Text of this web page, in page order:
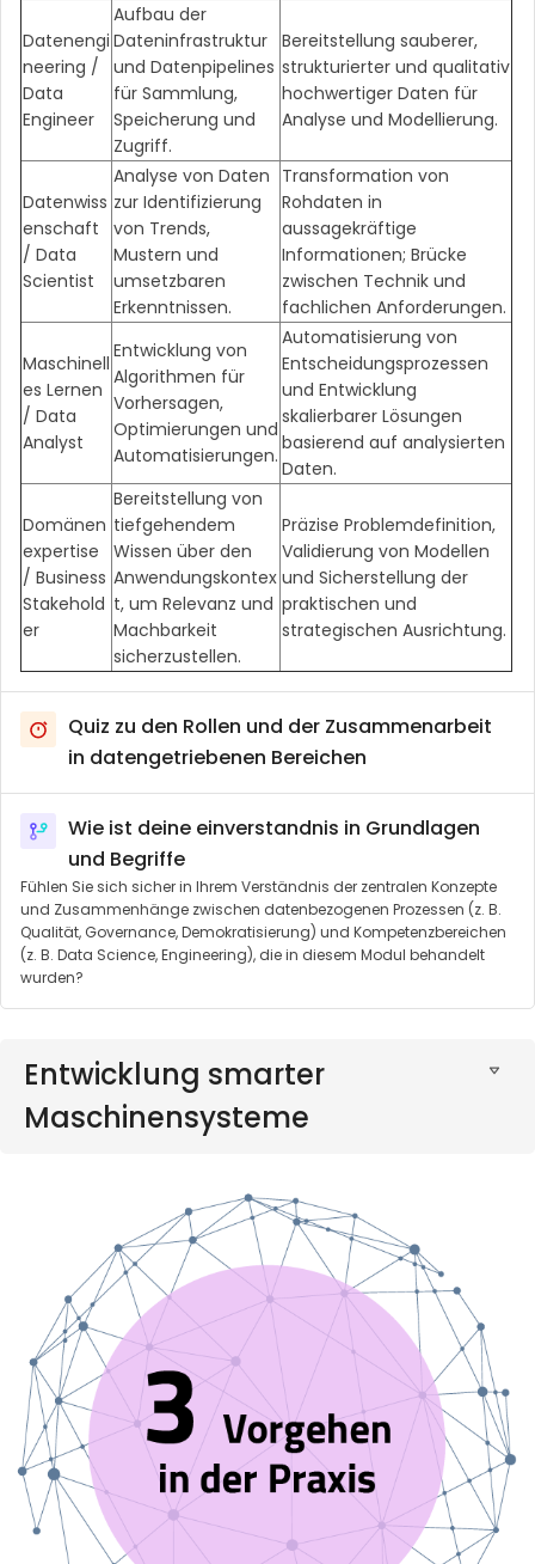
Datenengi
neering /
Data
Engineer
Aufbau der
Dateninfrastruktur
und Datenpipelines
für Sammlung,
Speicherung und
Zugriff.
Bereitstellung sauberer,
strukturierter und qualitativ
hochwertiger Daten für
Analyse und Modellierung.
Datenwiss
enschaft
/ Data
Scientist
Analyse von Daten
zur Identifizierung
von Trends,
Mustern und
umsetzbaren
Erkenntnissen.
Transformation von
Rohdaten in
aussagekräftige
Informationen; Brücke
zwischen Technik und
fachlichen Anforderungen.
Maschinell
es Lernen
/ Data
Analyst
Entwicklung von
Algorithmen für
Vorhersagen,
Optimierungen und
Automatisierungen.
Automatisierung von
Entscheidungsprozessen
und Entwicklung
skalierbarer Lösungen
basierend auf analysierten
Daten.
Domänen
expertise
/ Business
Stakehold
er
Bereitstellung von
tiefgehendem
Wissen über den
Anwendungskontex
t, um Relevanz und
Machbarkeit
sicherzustellen.
Präzise Problemdefinition,
Validierung von Modellen
und Sicherstellung der
praktischen und
strategischen Ausrichtung.
Quiz zu den Rollen und der Zusammenarbeit
in datengetriebenen Bereichen
Wie ist deine einverstandnis in Grundlagen
und Begriffe
Fühlen Sie sich sicher in Ihrem Verständnis der zentralen Konzepte
und Zusammenhänge zwischen datenbezogenen Prozessen (z. B.
Qualität, Governance, Demokratisierung) und Kompetenzbereichen
(z. B. Data Science, Engineering), die in diesem Modul behandelt
wurden?
Entwicklung smarter
Maschinensysteme